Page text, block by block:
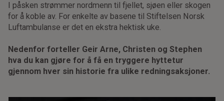
I påsken strømmer nordmenn til fjellet, sjøen eller skogen
for å koble av. For enkelte av basene til Stiftelsen Norsk
Luftambulanse er det en ekstra hektisk uke.
Nedenfor forteller Geir Arne, Christen og Stephen
hva du kan gjøre for å få en tryggere hyttetur
gjennom hver sin historie fra ulike redningsaksjoner.